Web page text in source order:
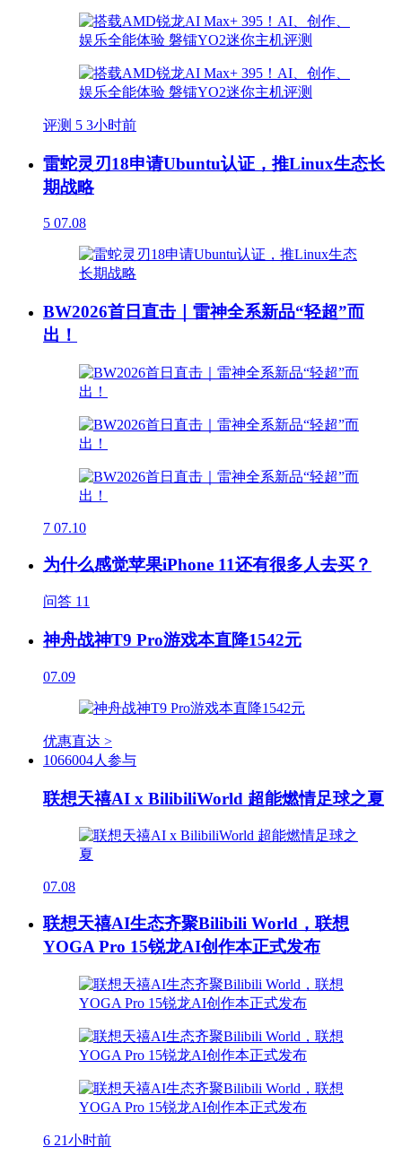
评测 5 3小时前
雷蛇灵刃18申请Ubuntu认证，推Linux生态长
期战略
5 07.08
BW2026首日直击｜雷神全系新品“轻超”而
出！
7 07.10
为什么感觉苹果iPhone 11还有很多人去买？
问答 11
神舟战神T9 Pro游戏本直降1542元
07.09
优惠直达 >
1066004人参与
联想天禧AI x BilibiliWorld 超能燃情足球之夏
07.08
联想天禧AI生态齐聚Bilibili World，联想
YOGA Pro 15锐龙AI创作本正式发布
6 21小时前